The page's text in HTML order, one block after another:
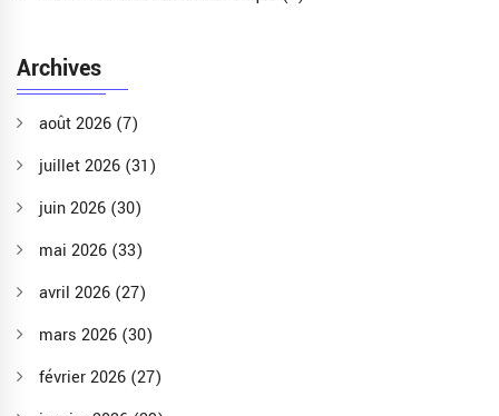
Archives
août 2026 (7)
juillet 2026 (31)
juin 2026 (30)
mai 2026 (33)
avril 2026 (27)
mars 2026 (30)
février 2026 (27)